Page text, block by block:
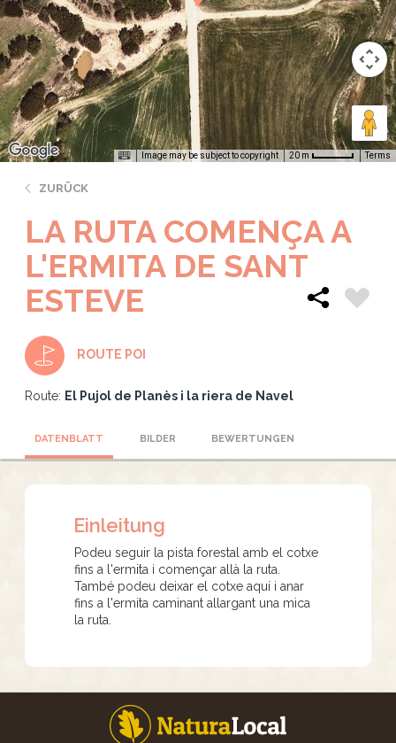
Image may be subject to copyright 20 m Terms
ZURÜCK
LA RUTA COMENÇA A
L'ERMITA DE SANT
ESTEVE
ROUTE POI
Route: El Pujol de Planès i la riera de Navel
DATENBLATT BILDER BEWERTUNGEN
Einleitung
Podeu seguir la pista forestal amb el cotxe
fins a l'ermita i començar allà la ruta.
També podeu deixar el cotxe aquí i anar
fins a l'ermita caminant allargant una mica
la ruta.